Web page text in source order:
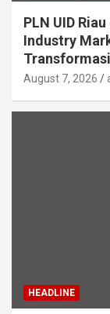
PLN UID
Industry
August 7, 2026
HEADLINE